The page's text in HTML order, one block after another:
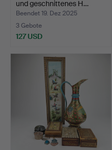
und geschnittenes H…
Beendet 19. Dez 2025
3 Gebote
127 USD